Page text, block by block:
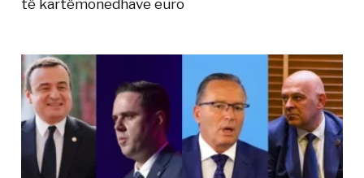
të kartëmonedhave euro